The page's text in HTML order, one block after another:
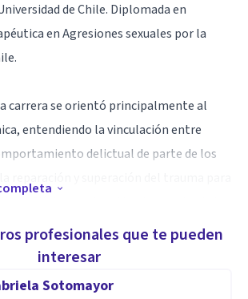
de Chile. Diplomada en
en Agresiones sexuales por la
carrera se orientó principalmente al
entendiendo la vinculación entre
delictual de parte de los
cognitiva y evolutiva, con
cognitivo conductuales.
enfoco a ayudar en problemas de
profesionales que te pueden
interesar
Sotomayor